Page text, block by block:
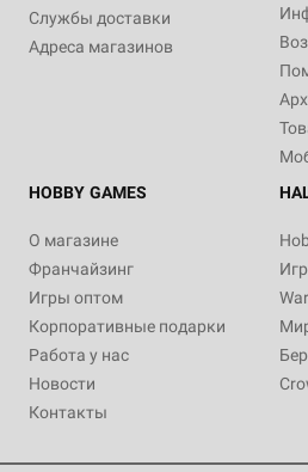
Службы доставки
Адреса магазинов
HOBBY GAMES
О магазине
Франчайзинг
Игры оптом
Корпоративные подарки
Работа у нас
Новости
Контакты